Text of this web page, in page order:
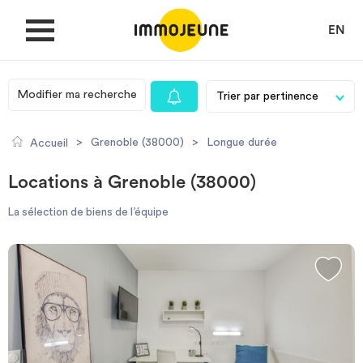
EN
MON COMPTE
Je propose un bien
Villes
Modifier ma recherche
Accueil > Grenoble (38000) > Longue durée
Locations à Grenoble (38000)
La sélection de biens de l’équipe